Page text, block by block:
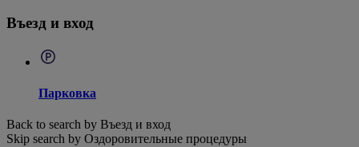
Въезд и вход
Парковка
Back to search by Въезд и вход
Skip search by Оздоровительные процедуры